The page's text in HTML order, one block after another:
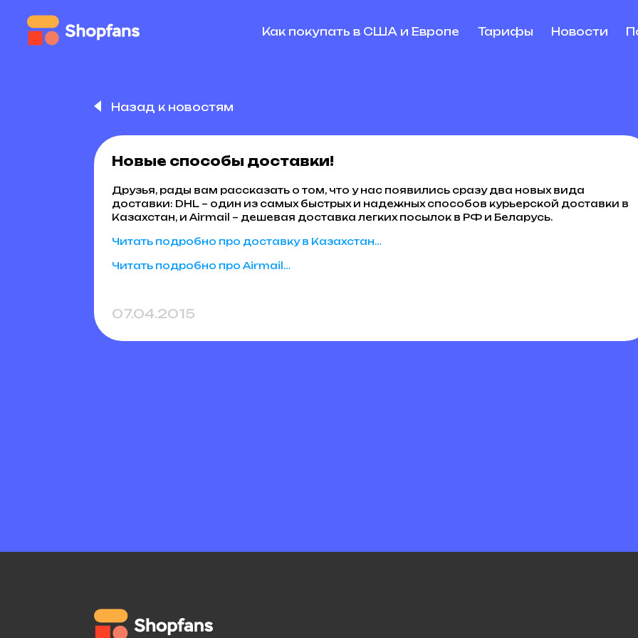
Как покупать в США и Европе Тарифы Новости
Назад к новостям
Новые способы доставки!
Друзья, рады вам рассказать о том, что у нас появились сразу два новых вида
доставки: DHL – один из самых быстрых и надежных способов курьерской доставки в
Казахстан, и Airmail – дешевая доставка легких посылок в PФ и Беларусь.
Читать подробно про доставку в Казахстан…
Читать подробно про Airmail…
07.04.2015